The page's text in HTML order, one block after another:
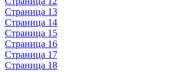
Страница 13
Страница 14
Страница 15
Страница 16
Страница 17
Страница 18